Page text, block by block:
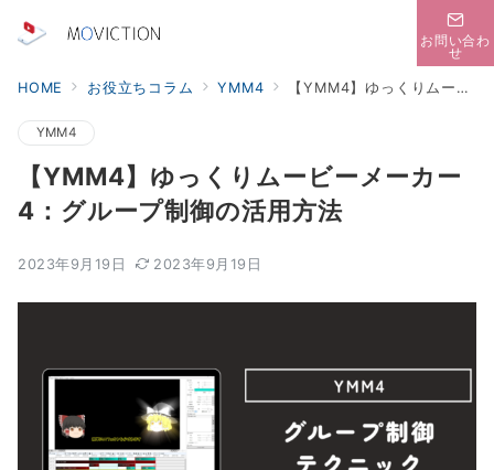
お問い合わ
せ
HOME お役立ちコラム YMM4 【YMM4】ゆっくりムービーメーカー4：グループ制御の活用方法
YMM4
【YMM4】ゆっくりムービーメーカー
4：グループ制御の活用方法
2023年9月19日 2023年9月19日